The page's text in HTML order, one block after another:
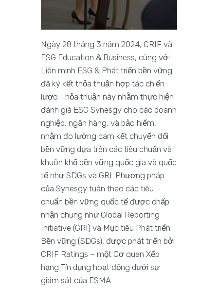
Ngày 28 tháng 3 năm 2024, CRIF và
ESG Education & Business, cùng với
Liên minh ESG & Phát triển bền vững
đã ký kết thỏa thuận hợp tác chiến
lược. Thỏa thuận này nhằm thực hiện
đánh giá ESG Synesgy cho các doanh
nghiệp, ngân hàng, và bảo hiểm,
nhằm đo lường cam kết chuyển đổi
bền vững dựa trên các tiêu chuẩn và
khuôn khổ bền vững quốc gia và quốc
tế như SDGs và GRI. Phương pháp
của Synesgy tuân theo các tiêu
chuẩn bền vững quốc tế được chấp
nhận chung như Global Reporting
Initiative (GRI) và Mục tiêu Phát triển
Bền vững (SDGs), được phát triển bởi
CRIF Ratings – một Cơ quan Xếp
hạng Tín dụng hoạt động dưới sự
giám sát của ESMA.